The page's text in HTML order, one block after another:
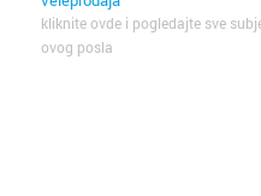
kliknite ovde i pogledajte sve
ovog posla